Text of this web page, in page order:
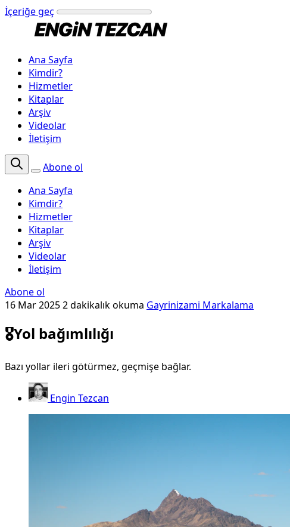
İçeriğe geç
Ana Sayfa
Kimdir?
Hizmetler
Kitaplar
Arşiv
Videolar
İletişim
Abone ol
Ana Sayfa
Kimdir?
Hizmetler
Kitaplar
Arşiv
Videolar
İletişim
Abone ol
16 Mar 20252 dakikalık okuma Gayrinizami Markalama
🎖️Yol bağımlılığı
Bazı yollar ileri götürmez, geçmişe bağlar.
Engin Tezcan